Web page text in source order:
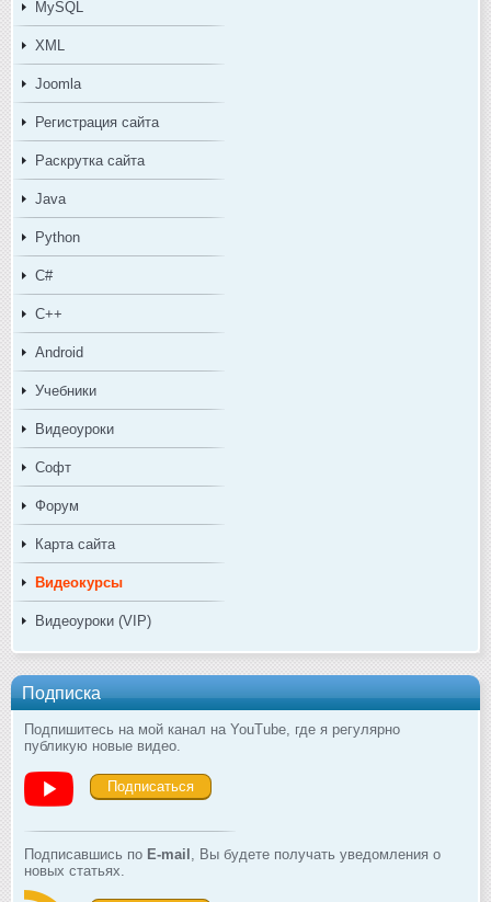
MySQL
XML
Joomla
Регистрация сайта
Раскрутка сайта
Java
Python
C#
C++
Android
Учебники
Видеоуроки
Софт
Форум
Карта сайта
Видеокурсы
Видеоуроки (VIP)
Подписка
Подпишитесь на мой канал на YouTube, где я регулярно
публикую новые видео.
Подписаться
Подписавшись по E-mail , Вы будете получать уведомления о
новых статьях.